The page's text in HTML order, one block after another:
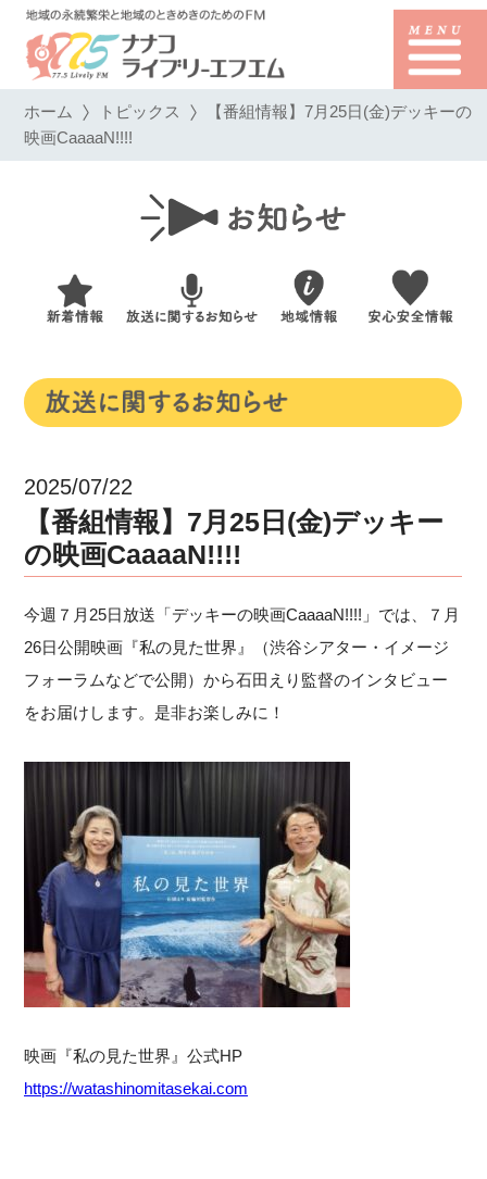
ホーム トピックス 【番組情報】7月25日(金)デッキーの
映画CaaaaN!!!!
2025/07/22
【番組情報】7月25日(金)デッキー
の映画CaaaaN!!!!
今週７月25日放送「デッキーの映画CaaaaN!!!!」では、７月
26日公開映画『私の見た世界』（渋谷シアター・イメージ
フォーラムなどで公開）から石田えり監督のインタビュー
をお届けします。是非お楽しみに！
映画『私の見た世界』公式HP
https://watashinomitasekai.com